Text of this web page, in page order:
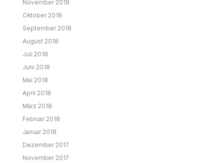
November 2018
Oktober 2018
September 2018
August 2018
Juli 2018
Juni 2018
Mai 2018
April 2018
März 2018
Februar 2018
Januar 2018
Dezember 2017
November 2017